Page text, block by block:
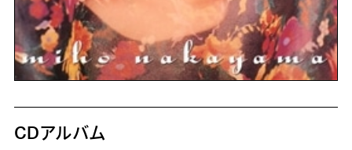
CDアルバム